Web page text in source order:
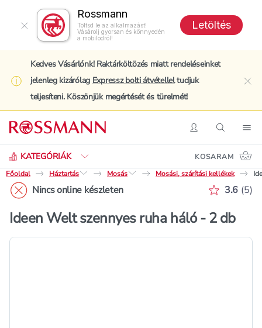
Rossmann
Töltsd le az alkalmazást!
Vásárolj gyorsan és könnyedén
a mobilodról!
Letöltés
Kedves Vásárlónk! Raktárköltözés miatt rendeléseinket
jelenleg kizárólag Expressz bolti átvételleltudjuk
teljesíteni. Köszönjük megértését és türelmét!
BelépésKeresés
KATEGÓRIÁK
Keresés
KOSARAM
Főoldal
Háztartás Mosás Mosási, szárítási kellékek
Nincs online készleten 3.6 (5)
Ideen Welt szennyes ruha háló - 2 db